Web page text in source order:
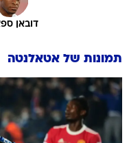
דובאן
תמונות של אטאלנטה